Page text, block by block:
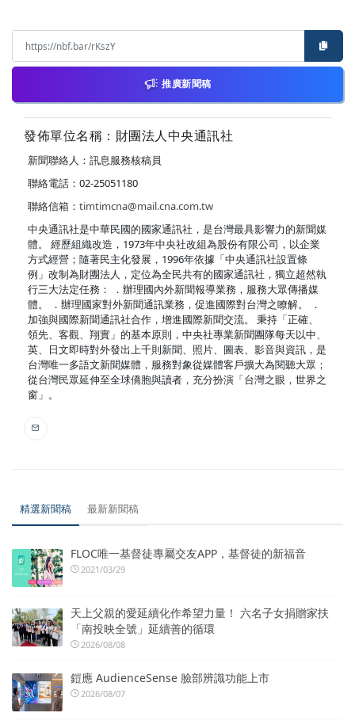
推廣新聞稿
發佈單位名稱：財團法人中央通訊社
新聞聯絡人：訊息服務核稿員
聯絡電話：02-25051180
聯絡信箱： timtimcna@mail.cna.com.tw
中央通訊社是中華民國的國家通訊社，是台灣最具影響力的新聞媒
體。 經歷組織改造，1973年中央社改組為股份有限公司，以企業
方式經營；隨著民主化發展，1996年依據「中央通訊社設置條
例」改制為財團法人，定位為全民共有的國家通訊社，獨立超然執
行三大法定任務： ．辦理國內外新聞報導業務，服務大眾傳播媒
體。 ．辦理國家對外新聞通訊業務，促進國際對台灣之瞭解。 ．
加強與國際新聞通訊社合作，增進國際新聞交流。 秉持「正確、
領先、客觀、翔實」的基本原則，中央社專業新聞團隊每天以中、
英、日文即時對外發出上千則新聞、照片、圖表、影音與資訊，是
台灣唯一多語文新聞媒體，服務對象從媒體客戶擴大為閱聽大眾；
從台灣民眾延伸至全球僑胞與讀者，充分扮演「台灣之眼，世界之
窗」。
精選新聞稿 最新新聞稿
FLOC唯一基督徒專屬交友APP，基督徒的新福音
2021/03/29
天上父親的愛延續化作希望力量！ 六名子女捐贈家扶
「南投映全號」延續善的循環
2026/08/08
鎧應 AudienceSense 臉部辨識功能上市
2026/08/07